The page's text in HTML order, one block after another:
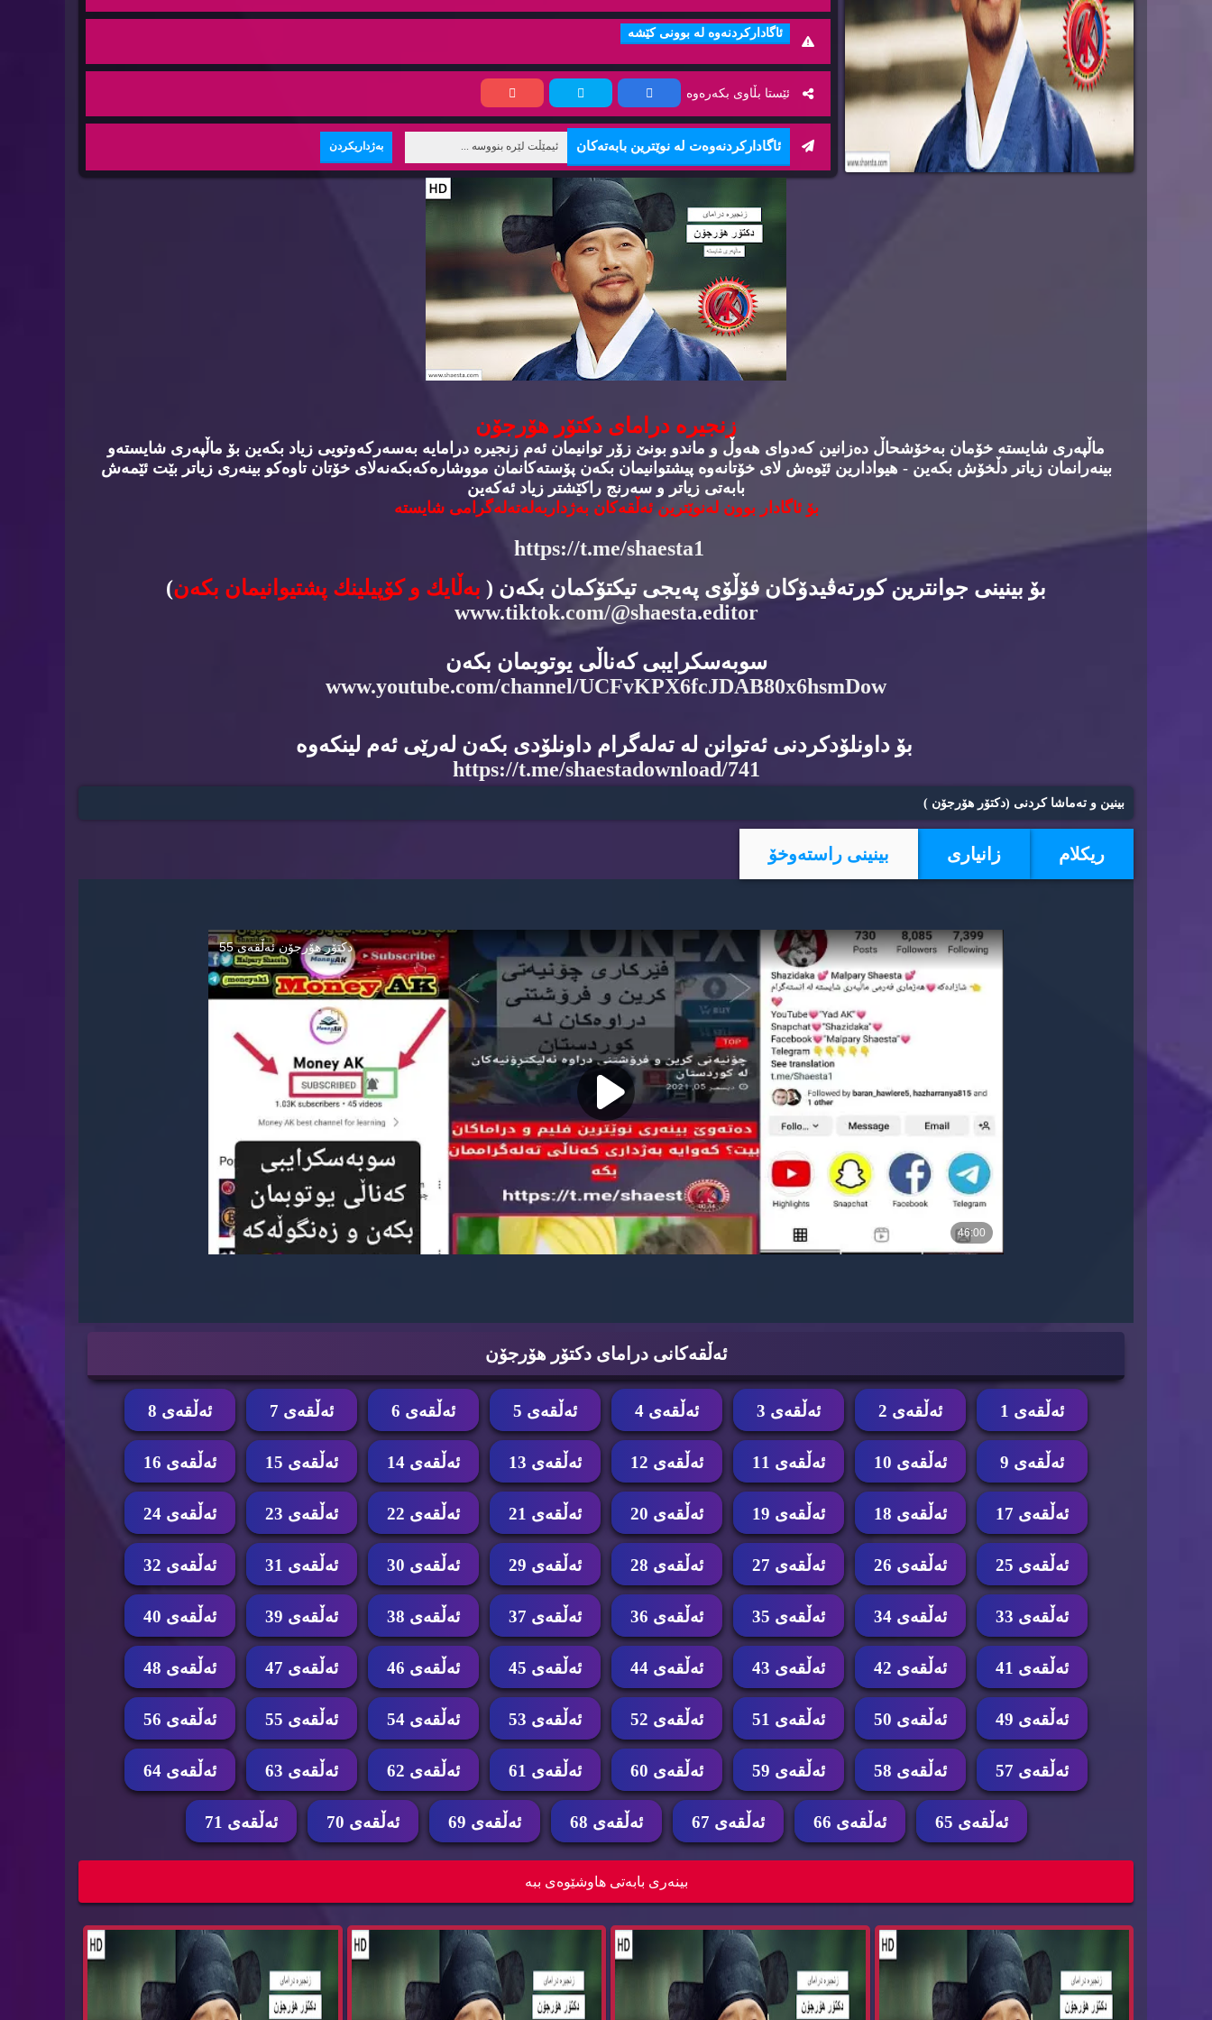
ئاگاداركردنه‌وه‌ له‌ بوونی كێشه‌
ئێستا بڵاوی بكه‌ره‌وه‌
ئاگاداركردنه‌وه‌ت له‌ نوێترین بابه‌ته‌كان
زنجیره‌ درامای دكتۆر هۆرجۆن
ماڵپه‌ری شایسته‌ خۆمان به‌خۆشحاڵ ده‌زانین كه‌دوای هه‌وڵ و ماندو بونێ زۆر توانیمان ئه‌م زنجیره‌ درامایه‌ به‌سه‌ركه‌وتویی زیاد بكه‌ین بۆ ماڵپه‌ری شایسته‌و
بینه‌رانمان زیاتر دڵخۆش بكه‌ین - هیوادارین ئێوه‌ش لای خۆتانه‌وه‌ پیشتوانیمان بكه‌ن پۆسته‌كانمان مووشاره‌كه‌بكه‌نه‌لای خۆتان تاوه‌كو بینه‌ری زیاتر بێت ئێمه‌ش
بابه‌تی زیاتر و سه‌رنج راكێشتر زیاد ئه‌كه‌ین
بۆ ئاگادار بوون له‌نوێترین ئه‌ڵقه‌كان به‌ژداربه‌له‌ته‌له‌گرامی شایسته‌
https://t.me/shaesta1
بۆ بینینی جوانترین كورته‌ڤیدۆكان فۆڵۆی په‌یجی تیكتۆكمان بكه‌ن ( به‌ڵایك و كۆپیلینك پشتیوانیمان بكه‌ن)
www.tiktok.com/@shaesta.editor
سوبه‌سكرایبی كه‌ناڵی یوتوبمان بكه‌ن
www.youtube.com/channel/UCFvKPX6fcJDAB80x6hsmDow
بۆ داونلۆدكردنی ئه‌توانن له‌ ته‌له‌گرام داونلۆدی بكه‌ن له‌رێی ئه‌م لینكه‌وه‌
https://t.me/shaestadownload/741
بینین و ته‌ماشا كردنی (دكتۆر هۆرجۆن )
ریكلام زانیاری بینینی راسته‌وخۆ
ئه‌ڵقه‌كانی درامای دكتۆر هۆرجۆن
ئه‌ڵقه‌ی 1 ئه‌ڵقه‌ی 2 ئه‌ڵقه‌ی 3 ئه‌ڵقه‌ی 4 ئه‌ڵقه‌ی 5 ئه‌ڵقه‌ی 6 ئه‌ڵقه‌ی 7 ئه‌ڵقه‌ی 8
ئه‌ڵقه‌ی 9 ئه‌ڵقه‌ی 10 ئه‌ڵقه‌ی 11 ئه‌ڵقه‌ی 12 ئه‌ڵقه‌ی 13 ئه‌ڵقه‌ی 14 ئه‌ڵقه‌ی 15 ئه‌ڵقه‌ی 16
ئه‌ڵقه‌ی 17 ئه‌ڵقه‌ی 18 ئه‌ڵقه‌ی 19 ئه‌ڵقه‌ی 20 ئه‌ڵقه‌ی 21 ئه‌ڵقه‌ی 22 ئه‌ڵقه‌ی 23 ئه‌ڵقه‌ی 24
ئه‌ڵقه‌ی 25 ئه‌ڵقه‌ی 26 ئه‌ڵقه‌ی 27 ئه‌ڵقه‌ی 28 ئه‌ڵقه‌ی 29 ئه‌ڵقه‌ی 30 ئه‌ڵقه‌ی 31 ئه‌ڵقه‌ی 32
ئه‌ڵقه‌ی 33 ئه‌ڵقه‌ی 34 ئه‌ڵقه‌ی 35 ئه‌ڵقه‌ی 36 ئه‌ڵقه‌ی 37 ئه‌ڵقه‌ی 38 ئه‌ڵقه‌ی 39 ئه‌ڵقه‌ی 40
ئه‌ڵقه‌ی 41 ئه‌ڵقه‌ی 42 ئه‌ڵقه‌ی 43 ئه‌ڵقه‌ی 44 ئه‌ڵقه‌ی 45 ئه‌ڵقه‌ی 46 ئه‌ڵقه‌ی 47 ئه‌ڵقه‌ی 48
ئه‌ڵقه‌ی 49 ئه‌ڵقه‌ی 50 ئه‌ڵقه‌ی 51 ئه‌ڵقه‌ی 52 ئه‌ڵقه‌ی 53 ئه‌ڵقه‌ی 54 ئه‌ڵقه‌ی 55 ئه‌ڵقه‌ی 56
ئه‌ڵقه‌ی 57 ئه‌ڵقه‌ی 58 ئه‌ڵقه‌ی 59 ئه‌ڵقه‌ی 60 ئه‌ڵقه‌ی 61 ئه‌ڵقه‌ی 62 ئه‌ڵقه‌ی 63 ئه‌ڵقه‌ی 64
ئه‌ڵقه‌ی 65 ئه‌ڵقه‌ی 66 ئه‌ڵقه‌ی 67 ئه‌ڵقه‌ی 68 ئه‌ڵقه‌ی 69 ئه‌ڵقه‌ی 70 ئه‌ڵقه‌ی 71
بینه‌ری بابه‌تی هاوشێوه‌ی ببه‌
زنجیره‌ درامای دكتۆر هۆرجۆن ئه‌ڵقه‌ی 69 dktor
زنجیره‌ درامای دكتۆر هۆرجۆن ئه‌ڵقه‌ی 68 dktor
زنجیره‌ درامای دكتۆر هۆرجۆن ئه‌ڵقه‌ی 67 dktor
زنجیره‌ درامای دكتۆر هۆرجۆن ئه‌ڵقه‌ی 66 dktor